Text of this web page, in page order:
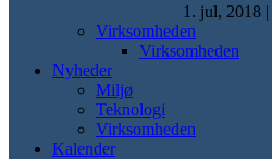
1. jul, 2018 |
Virksomheden
Virksomheden
Nyheder
Miljø
Teknologi
Virksomheden
Kalender